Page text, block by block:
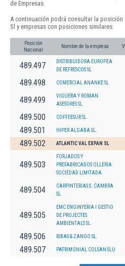
de Empresas.
A continuación podrá consultar la posición
Sl y empresas con posiciones similares:
Posición
Nacional
Nombre de la empresa
489.497
DISTRIBUIDORA EUROPEA
DE REFRESCOS SL
489.498 COMERCIAL ANANKE SL
489.499
VIGUERA Y ROMAN
ASESORES SL
489.500 COFFEESUR SL.
489.501 HIPER ALGABA SL.
489.502 ATLANTIC VAL EXPAN SL
489.503
FORJADOS Y
PREFABRICADOS OLLERIA
SOCIEDAD LIMITADA.
489.504
CARPINTERIAS S. CAMBRA
SL.
489.505
EMC ENGINYERIA I GESTIO
DE PROJECTES
AMBIENTALS SL.
489.506 RIBAS & ZANGO SL.
489.507 PATRIMONIAL COLSAN SLU